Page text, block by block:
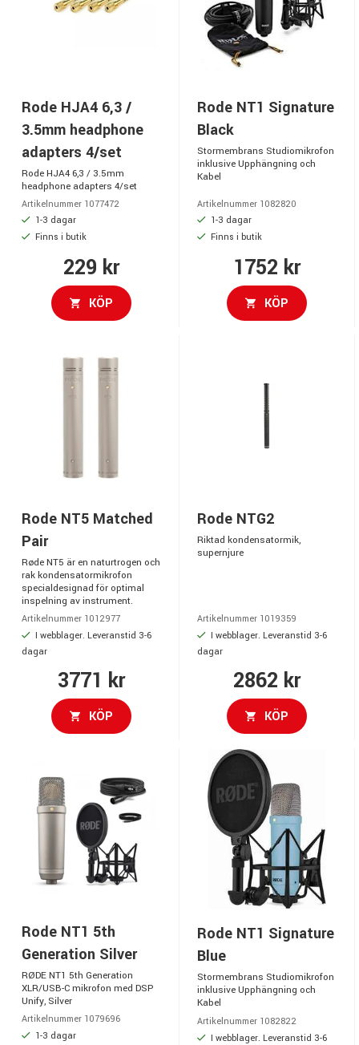
Rode HJA4 6,3 /
3.5mm headphone
adapters 4/set
Rode HJA4 6,3 / 3.5mm
headphone adapters 4/set
Artikelnummer 1077472
1-3 dagar
Finns i butik
229 kr
KÖP
Rode NT1 Signature
Black
Stormembrans Studiomikrofon
inklusive Upphängning och
Kabel
Artikelnummer 1082820
1-3 dagar
Finns i butik
1752 kr
KÖP
Rode NT5 Matched
Pair
Røde NT5 är en naturtrogen och
rak kondensatormikrofon
specialdesignad för optimal
inspelning av instrument.
Artikelnummer 1012977
I webblager. Leveranstid 3-6
dagar
3771 kr
KÖP
Rode NTG2
Riktad kondensatormik,
supernjure
Artikelnummer 1019359
I webblager. Leveranstid 3-6
dagar
2862 kr
KÖP
Rode NT1 5th
Generation Silver
RØDE NT1 5th Generation
XLR/USB-C mikrofon med DSP
Unify, Silver
Artikelnummer 1079696
1-3 dagar
Rode NT1 Signature
Blue
Stormembrans Studiomikrofon
inklusive Upphängning och
Kabel
Artikelnummer 1082822
I webblager. Leveranstid 3-6